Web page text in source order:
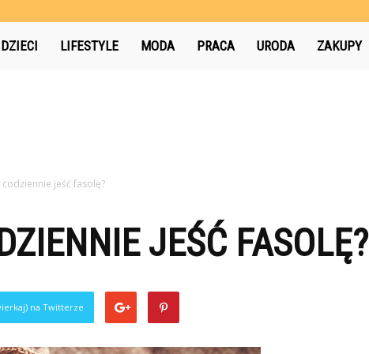
DZIECI LIFESTYLE MODA PRACA URODA ZAKUPY
codziennie jeść fasolę?
JEŚĆ FASOLĘ?
na Twitterze